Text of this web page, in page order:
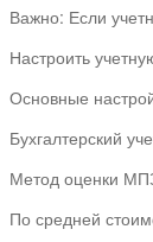
Важно: Если
Настроить
Основные
Бухгалтерский
Метод оценки
По средней